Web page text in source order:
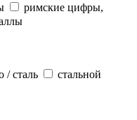
римские цифры,
/ сталь
стальной